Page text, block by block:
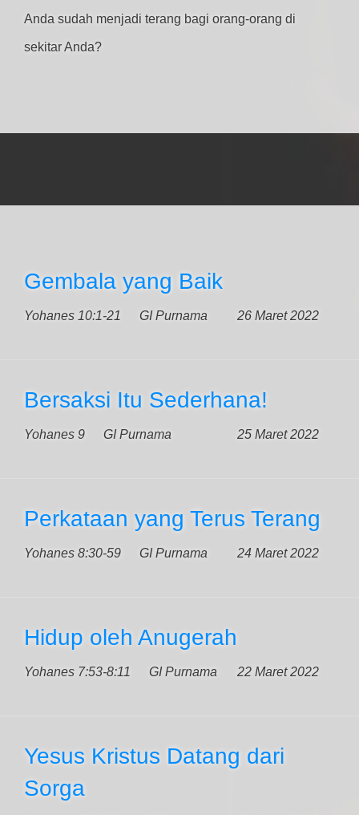
Anda sudah menjadi terang bagi orang-orang di
sekitar Anda?
Gembala yang Baik
Yohanes 10:1-21 26 Maret 2022
GI Purnama
Bersaksi Itu Sederhana!
Yohanes 9 25 Maret 2022
GI Purnama
Perkataan yang Terus Terang
Yohanes 8:30-59 24 Maret 2022
GI Purnama
Hidup oleh Anugerah
Yohanes 7:53-8:11 22 Maret 2022
GI Purnama
Yesus Kristus Datang dari
Sorga